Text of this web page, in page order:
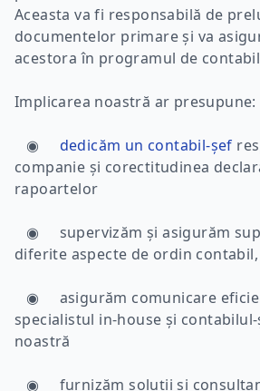
Aceasta va fi responsabilă de
documentelor primare și va
acestora în programul de
Implicarea noastră ar presupune:
◉ dedicăm un contabil-șef
companie și corectitudinea
rapoartelor
◉ supervizăm și asigurăm
diferite aspecte de ordin
◉ asigurăm comunicare
specialistul in-house și
noastră
◉ furnizăm soluții și